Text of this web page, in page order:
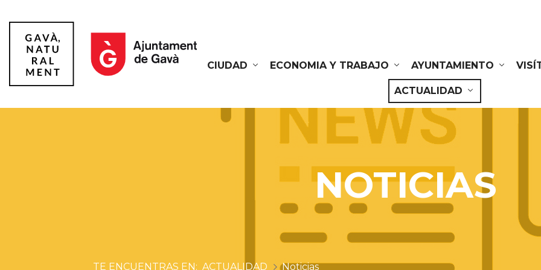
CIUDAD
ECONOMIA Y TRABAJO AYUNTAMIENTO
ACTUALIDAD
NOTICIAS
ACTUALIDAD Noticias